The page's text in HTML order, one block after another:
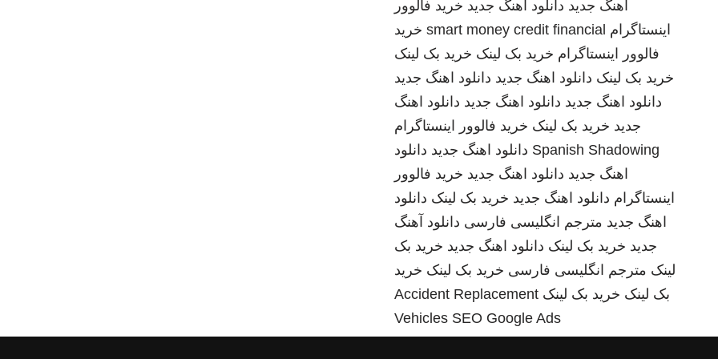
اهنگ جدید دانلود اهنگ جدید خرید فالوور
اینستاگرام smart money credit financial خرید
فالوور اینستاگرام خرید بک لینک خرید بک لینک
خرید بک لینک دانلود اهنگ جدید دانلود اهنگ جدید
دانلود اهنگ جدید دانلود اهنگ جدید دانلود اهنگ
جدید خرید بک لینک خرید فالوور اینستاگرام
Spanish Shadowing دانلود اهنگ جدید دانلود
اهنگ جدید دانلود اهنگ جدید خرید فالوور
اینستاگرام دانلود اهنگ جدید خرید بک لینک دانلود
اهنگ جدید مترجم انگلیسی فارسی دانلود آهنگ
جدید خرید بک لینک دانلود اهنگ جدید خرید بک
لینک مترجم انگلیسی فارسی خرید بک لینک خرید
بک لینک خرید بک لینک Accident Replacement
Vehicles SEO Google Ads